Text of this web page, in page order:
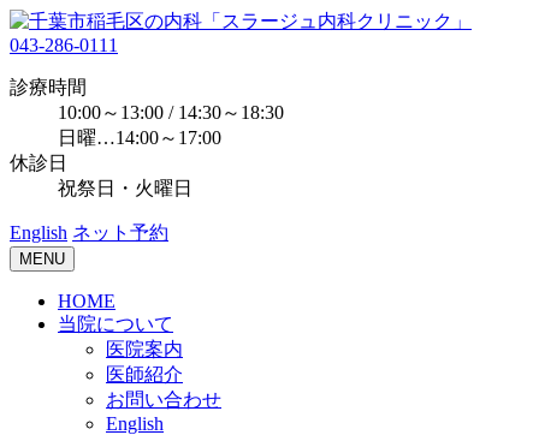
043-286-0111
診療時間
10:00～13:00 / 14:30～18:30
日曜…14:00～17:00
休診日
祝祭日・火曜日
English ネット予約
MENU
HOME
当院について
医院案内
医師紹介
お問い合わせ
English